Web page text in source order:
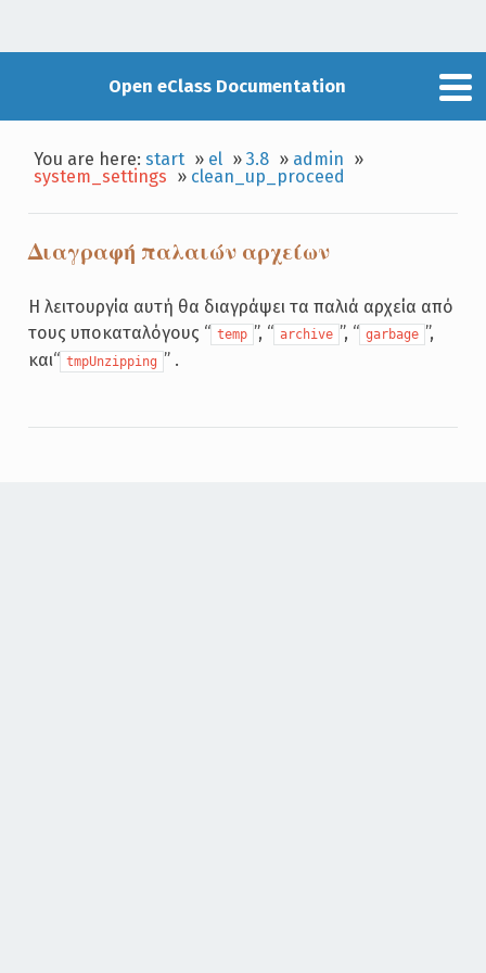
Open eClass Documentation
You are here:start » el »3.8 » admin »
system_settings » clean_up_proceed
Διαγραφή παλαιών αρχείων
Η λειτουργία αυτή θα διαγράψει τα παλιά αρχεία από
τους υποκαταλόγους “ temp ”, “ archive ”, “ garbage ”,
και“ tmpUnzipping ” .